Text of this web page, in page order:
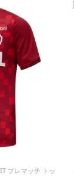
プレマッチ トッ